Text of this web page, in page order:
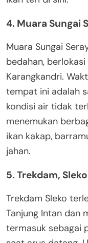
4. Muara Sungai
Muara Sungai
bedahan, berlokasi
Karangkandri.
tempat ini adalah
kondisi air tidak
menemukan
ikan kakap,
jahan.
5. Trekdam, Sleko
Trekdam Sleko
Tanjung Intan dan
termasuk sebagai